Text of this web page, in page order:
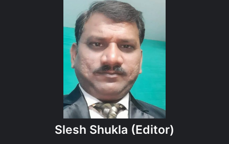
Slesh Shukla (Editor)